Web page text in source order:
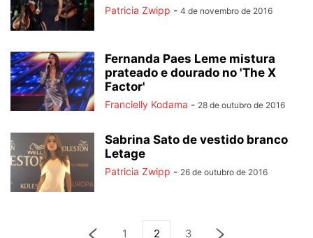
Patricia Zwipp - 4 de novembro de 2016
Fernanda Paes Leme mistura
prateado e dourado no 'The X
Factor'
Francielly Kodama - 28 de outubro de 2016
Sabrina Sato de vestido branco
Letage
Patricia Zwipp - 26 de outubro de 2016
1 2 3